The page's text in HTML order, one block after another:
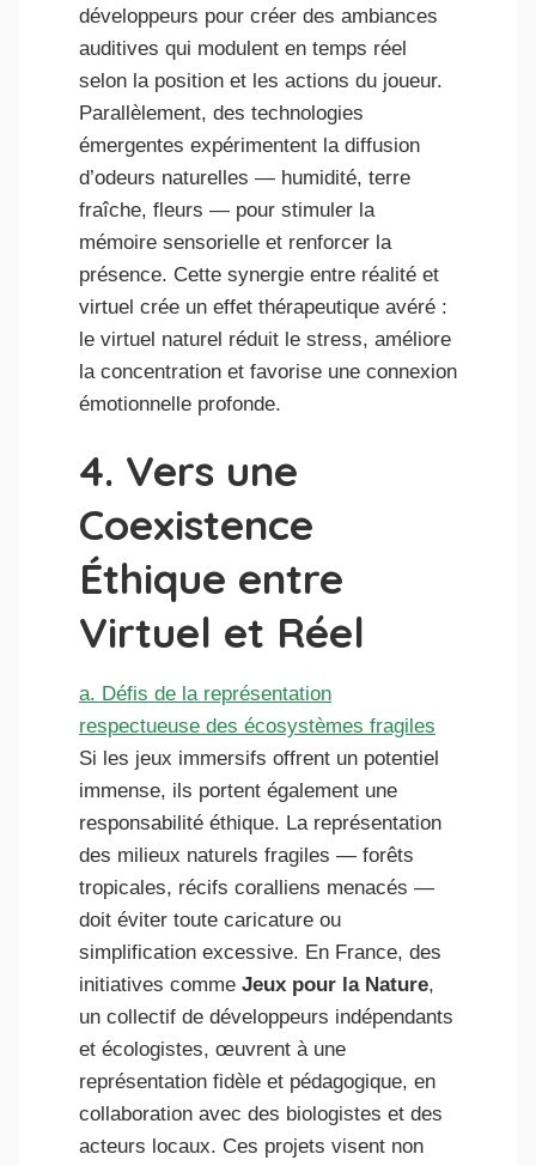
développeurs pour créer des ambiances
auditives qui modulent en temps réel
selon la position et les actions du joueur.
Parallèlement, des technologies
émergentes expérimentent la diffusion
d’odeurs naturelles — humidité, terre
fraîche, fleurs — pour stimuler la
mémoire sensorielle et renforcer la
présence. Cette synergie entre réalité et
virtuel crée un effet thérapeutique avéré :
le virtuel naturel réduit le stress, améliore
la concentration et favorise une connexion
émotionnelle profonde.
4. Vers une
Coexistence
Éthique entre
Virtuel et Réel
a. Défis de la représentation
respectueuse des écosystèmes fragiles
Si les jeux immersifs offrent un potentiel
immense, ils portent également une
responsabilité éthique. La représentation
des milieux naturels fragiles — forêts
tropicales, récifs coralliens menacés —
doit éviter toute caricature ou
simplification excessive. En France, des
initiatives comme Jeux pour la Nature,
un collectif de développeurs indépendants
et écologistes, œuvrent à une
représentation fidèle et pédagogique, en
collaboration avec des biologistes et des
acteurs locaux. Ces projets visent non